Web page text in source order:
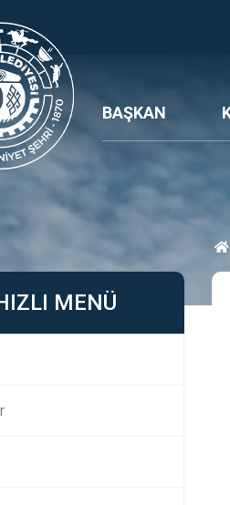
BAŞKAN
MENÜ